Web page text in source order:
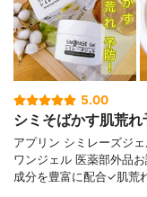
5.00
シミそばかす肌荒れ
アプリン シミレーズジ
ワンジェル 医薬部外品
成分を豊富に配合✓肌荒